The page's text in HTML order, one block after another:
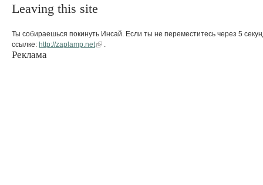
Leaving this site
Ты собираешься покинуть Инсай. Если ты не переместитесь через 5
ссылке: http://zaplamp.net
Реклама